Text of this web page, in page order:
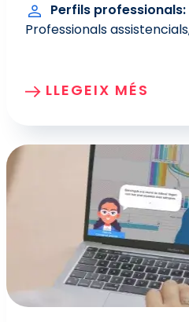
Perfils professionals
Professionals assistencials
LLEGEIX MÉS